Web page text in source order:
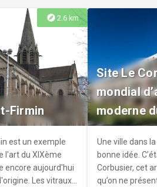
la Bibliothèque
compte plus
lecteurs
ce lieu
où également
disponibles pour
L’Esperluette
Lerptiens toute
sous forme
audiovisuels,
internet.
explore 2.6 km
Firmin
est un exemple
l'art du XIXème
encore aujourd'hui
Les vitraux
Site Le
mondial
moderne
Une ville dans
bonne idée.
Corbusier, cet
qu’on ne